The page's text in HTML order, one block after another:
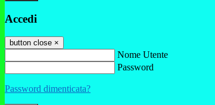
Accedi
button close ×
Nome Utente
Password
Password dimenticata?